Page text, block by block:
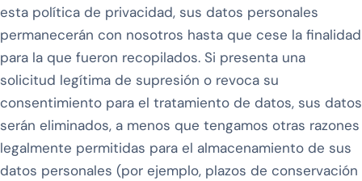
esta política de privacidad, sus datos personales
permanecerán con nosotros hasta que cese la finalidad
para la que fueron recopilados. Si presenta una
solicitud legítima de supresión o revoca su
consentimiento para el tratamiento de datos, sus datos
serán eliminados, a menos que tengamos otras razones
legalmente permitidas para el almacenamiento de sus
datos personales (por ejemplo, plazos de conservación